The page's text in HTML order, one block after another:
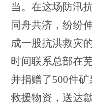
当。在这场防汛
同舟共济，纷纷
成一股抗洪救灾
时间联系总部在
并捐赠了500件
救援物资，送达